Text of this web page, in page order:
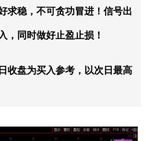
求稳，不可贪功冒进！信号出
，同时做好止盈止损！
收盘为买入参考，以次日最高